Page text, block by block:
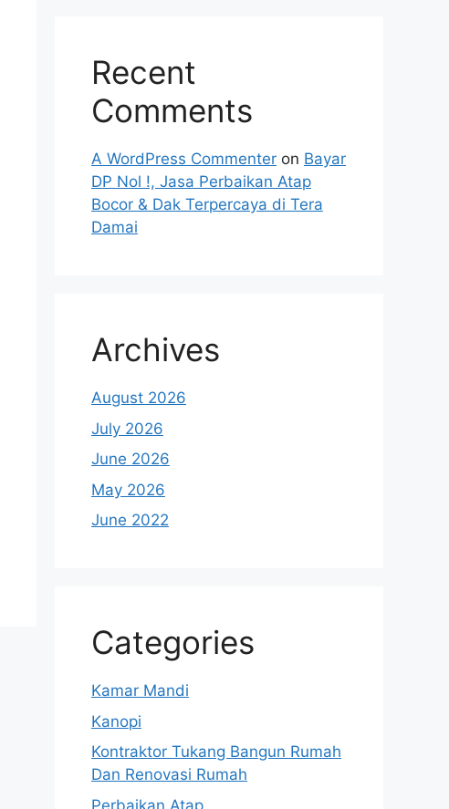
Recent
Comments
A WordPress Commenter on Bayar
DP Nol !, Jasa Perbaikan Atap
Bocor & Dak Terpercaya di Tera
Damai
Archives
August 2026
July 2026
June 2026
May 2026
June 2022
Categories
Kamar Mandi
Kanopi
Kontraktor Tukang Bangun Rumah
Dan Renovasi Rumah
Perbaikan Atap